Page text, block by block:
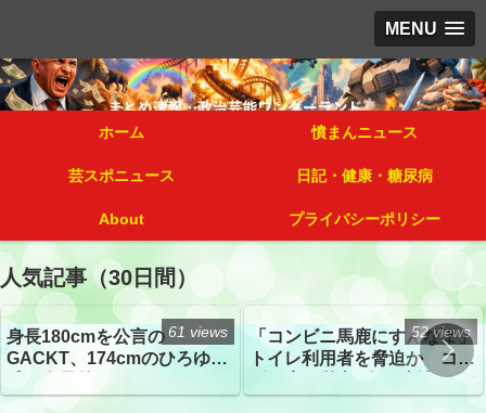
MENU
ホーム 憤まんニュース
芸スポニュース 日記・健康・糖尿病
About プライバシーポリシー
人気記事（30日間）
身長180cmを公言の
GACKT、174cmのひろゆき
トざわつき イベントでの写
61 views
「コンビニ馬鹿にすんなよ」
トイレ利用者を脅迫か コン
52 views